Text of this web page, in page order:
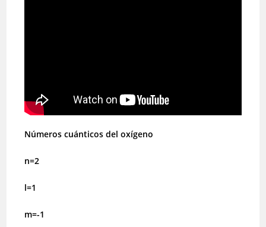
Números cuánticos del oxígeno
n=2
l=1
m=-1